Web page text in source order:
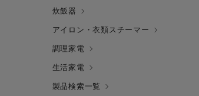
炊飯器
アイロン・衣類スチーマー
調理家電
生活家電
製品検索一覧